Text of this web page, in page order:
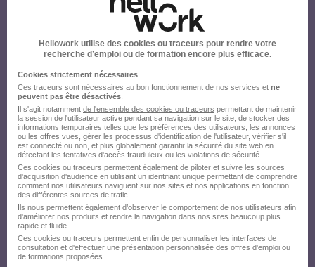
Hellowork utilise des cookies ou traceurs pour rendre votre
recherche d’emploi ou de formation encore plus efficace.
Cookies strictement nécessaires
Ces traceurs sont nécessaires au bon fonctionnement de nos services et ne
peuvent pas être désactivés
Il s'agit notamment de l'ensemble des cookies ou traceurs permettant de maintenir
la session de l'utilisateur active pendant sa navigation sur le site, de stocker des
informations temporaires telles que les préférences des utilisateurs, les annonces
ou les offres vues, gérer les processus d'identification de l'utilisateur, vérifier s'il
est connecté ou non, et plus globalement garantir la sécurité du site web en
détectant les tentatives d'accès frauduleux ou les violations de sécurité.
Ces cookies ou traceurs permettent également de piloter et suivre les sources
d'acquisition d'audience en utilisant un identifiant unique permettant de comprendre
comment nos utilisateurs naviguent sur nos sites et nos applications en fonction
des différentes sources de trafic.
Ils nous permettent également d’observer le comportement de nos utilisateurs afin
d'améliorer nos produits et rendre la navigation dans nos sites beaucoup plus
rapide et fluide.
Ces cookies ou traceurs permettent enfin de personnaliser les interfaces de
consultation et d'effectuer une présentation personnalisée des offres d'emploi ou
de formations proposées.